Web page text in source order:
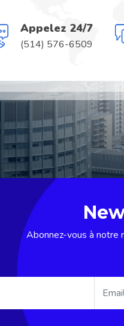
Appelez 24/7
(514) 576-6509
Abonnez-vous à notre